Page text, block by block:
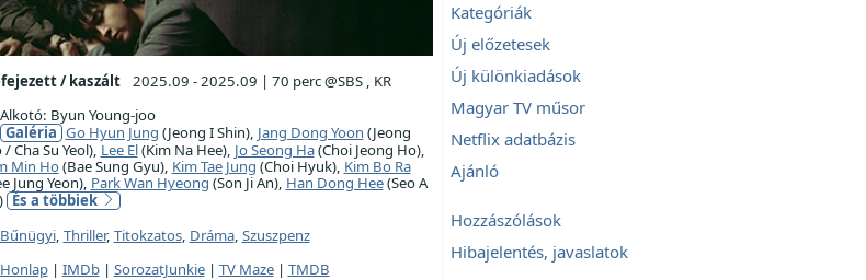
/ kaszált 2025.09 - 2025.09 | 70 perc @SBS , KR
Byun Young-joo
Galéria Go Hyun Jung (Jeong I Shin), Jang Dong Yoon (Jeong
/ Cha Su Yeol), Lee El(Kim Na Hee), Jo Seong Ha(Choi Jeong Ho),
Min Ho(Bae Sung Gyu), Kim Tae Jung (Choi Hyuk), Kim Bo Ra
Jung Yeon), Park Wan Hyeong (Son Ji An), Han Dong Hee(Seo A
És a többiek
Bűnügyi, Thriller, Titokzatos, Dráma, Szuszpenz
Honlap| IMDb| SorozatJunkie| TV Maze| TMDB
Kategóriák
Új előzetesek
Új különkiadások
Magyar TV műsor
Netflix adatbázis
Ajánló
Hozzászólások
Hibajelentés, javaslatok